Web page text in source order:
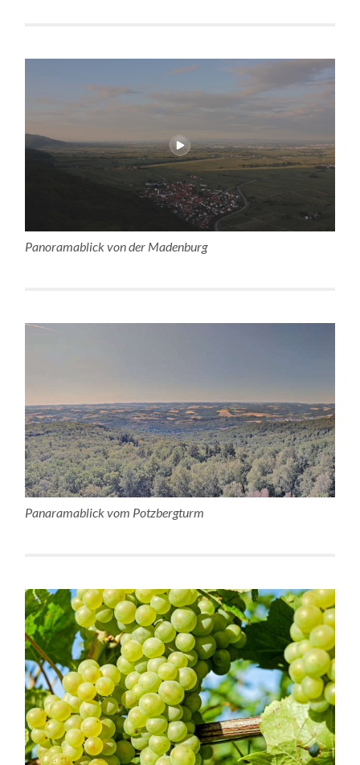
Panoramablick von der Madenburg
Panaramablick vom Potzbergturm